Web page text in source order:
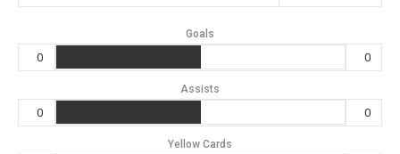
Goals
0 0
Assists
0 0
Yellow Cards